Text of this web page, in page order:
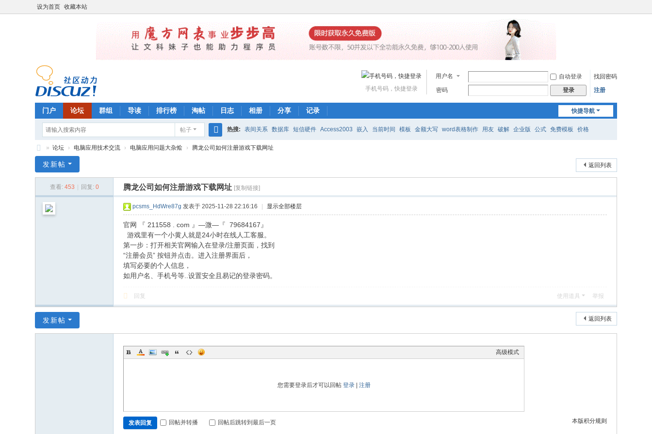
设为首页 收藏本站
用户名 自动登录
找回密码
密码
登录 注册
手机号码，快捷登录
快捷导航
门户 论坛 群组 导读 排行榜 淘帖 日志 相册 分享 记录
帖子
搜
热搜: 表间关系 数据库 短信硬件 Access2003 嵌入 当前时间 模板 金额大写 word表格制作 用友 破解 企业版 公式 免费模板 价格
魔方网表价格 编辑公式
方
» 论坛 › 电脑应用技术交流 › 电脑应用问题大杂烩 › 腾龙公司如何注册游戏下载网址
返回列表
发新帖
查看: 453 回复: 0 腾龙公司如何注册游戏下载网址 [复制链接]
pcsms_HdWre87g 发表于 2025-11-28 22:16:16 显示全部楼层
官网 『 211558 . com 』—溦—『 79684167』
游戏里有一个小黄人就是24小时在线人工客服。
第一步：打开相关官网输入在登录/注册页面，找到
“注册会员” 按钮并点击。进入注册界面后，
填写必要的个人信息，
如用户名、手机号等..设置安全且易记的登录密码。
回复 使用道具 举报
返回列表
发新帖
高级模式
您需要登录后才可以回帖 登录| 注册
本版积分规则
发表回复 回帖并转播 回帖后跳转到最后一页